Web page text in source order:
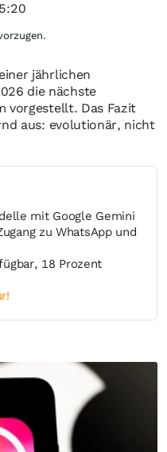
jährlichen
die nächste
vorgestellt. Das Fazit
aus: evolutionär, nicht
mit Google Gemini
zu WhatsApp und
18 Prozent